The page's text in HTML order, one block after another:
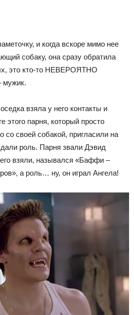
и когда вскоре мимо нее
собаку, она сразу обратила
это кто-то НЕВЕРОЯТНО
мужик.
взяла у него контакты и
этого парня, который просто
со своей собакой, пригласили на
дали роль. Парня звали Дэвид
взяли, назывался «Баффи –
а роль… ну, он играл Ангела!